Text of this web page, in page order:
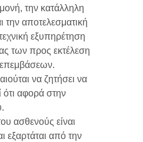
την κατάλληλη
την αποτελεσματική
εξυπηρέτηση
των προς εκτέλεση
να ζητήσει να
αφορά στην
ασθενούς είναι
εξαρτάται από την